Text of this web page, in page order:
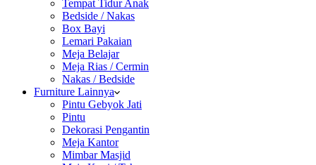
Tempat Tidur Anak
Bedside / Nakas
Box Bayi
Lemari Pakaian
Meja Belajar
Meja Rias / Cermin
Nakas / Bedside
Furniture Lainnya
Pintu Gebyok Jati
Pintu
Dekorasi Pengantin
Meja Kantor
Mimbar Masjid